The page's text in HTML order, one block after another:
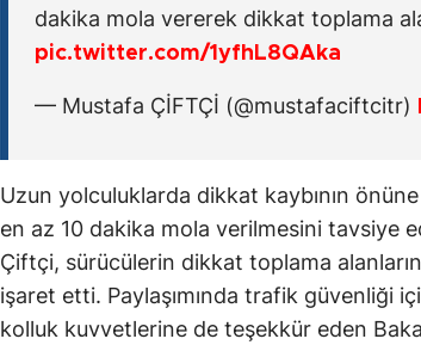
dakika mola vererek dikkat toplama
pic.twitter.com/1yfhL8QAka
— Mustafa ÇİFTÇİ (@mustafaciftcitr)
Uzun yolculuklarda dikkat kaybının
en az 10 dakika mola verilmesini tavsiye
Çiftçi, sürücülerin dikkat toplama
işaret etti. Paylaşımında trafik güvenliği
kolluk kuvvetlerine de teşekkür eden